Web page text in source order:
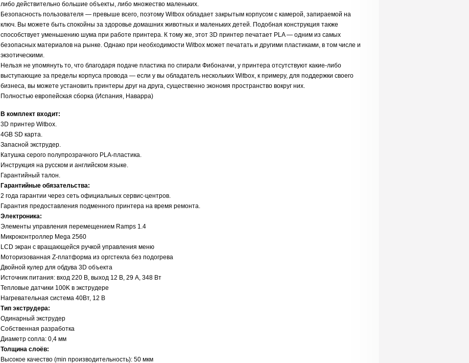
либо действительно большие объекты, либо множество маленьких.
Безопасность пользователя — превыше всего, поэтому Witbox обладает закрытым корпусом с камерой, запираемой на
ключ. Вы можете быть спокойны за здоровье домашних животных и маленьких детей. Подобная конструкция также
способствует уменьшению шума при работе принтера. К тому же, этот 3D принтер печатает PLA — одним из самых
безопасных материалов на рынке. Однако при необходимости Witbox может печатать и другими пластиками, в том числе и
экзотическими.
Нельзя не упомянуть то, что благодаря подаче пластика по спирали Фибоначчи, у принтера отсутствуют какие-либо
выступающие за пределы корпуса провода — если у вы обладатель нескольких Witbox, к примеру, для поддержки своего
бизнеса, вы можете установить принтеры друг на друга, существенно экономя пространство вокруг них.
Полностью европейская сборка (Испания, Наварра)
В комплект входит:
3D принтер Witbox.
4GB SD карта.
Запасной экструдер.
Катушка серого полупрозрачного PLA-пластика.
Инструкция на русском и английском языке.
Гарантийный талон.
Гарантийные обязательства:
2 года гарантии через сеть официальных сервис-центров.
Гарантия предоставления подменного принтера на время ремонта.
Электроника:
Элементы управления перемещением Ramps 1.4
Микроконтроллер Mega 2560
LCD экран с вращающейся ручкой управления меню
Моторизованная Z-платформа из оргстекла без подогрева
Двойной кулер для обдува 3D объекта
Источник питания: вход 220 В, выход 12 В, 29 А, 348 Вт
Тепловые датчики 100K в экструдере
Нагревательная система 40Вт, 12 В
Тип экструдера:
Одинарный экструдер
Собственная разработка
Диаметр сопла: 0,4 мм
Толщина слоёв:
Высокое качество (min производительность): 50 мкм